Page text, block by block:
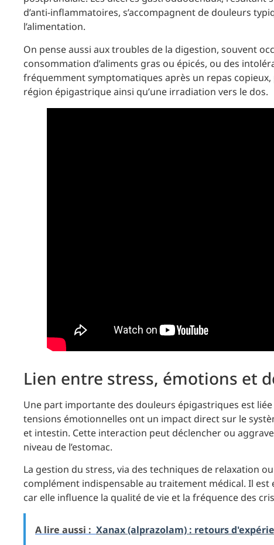
d’anti-inflammatoires, s’accompagnent de douleurs
l’alimentation.
On pense aussi aux troubles de la digestion, souvent
consommation d’aliments gras ou épicés, ou des
fréquemment symptomatiques après un repas
région épigastrique ainsi qu’une irradiation vers le dos.
Lien entre stress, émotions et
Une part importante des douleurs épigastriques est liée
tensions émotionnelles ont un impact direct sur le
et intestin. Cette interaction peut déclencher ou
niveau de l’estomac.
La gestion du stress, via des techniques de relaxation
complément indispensable au traitement médical. Il
car elle influence la qualité de vie et la fréquence des
A lire aussi : Xanax (alprazolam) : retours